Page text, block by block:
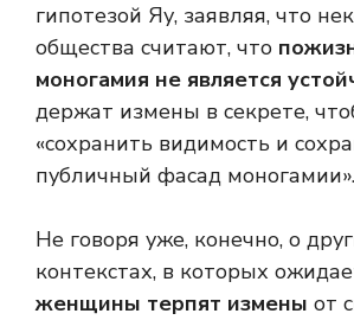
гипотезой Яу, заявляя, что
общества считают, что
моногамия не является
держат измены в секрете,
«сохранить видимость и
публичный фасад моногамии».
Не говоря уже, конечно, о
контекстах, в которых
женщины терпят измены от